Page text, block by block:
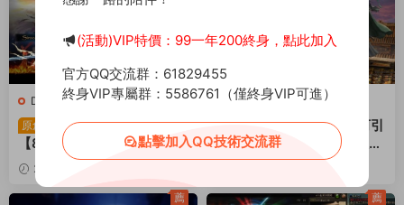
D-地下城與勇士DNF·端遊服務
端
原創
經典冒險闖關DOF端遊
【86時間歸墟】最新整理版
本pvf+客戶端+等級補丁+攻
略+視頻架設教程
2024-11-05
C-傳奇世界· 端遊服務端
原創 傳奇世界端遊【星河引
擎-界域傳說】Win一鍵服務
端+彩虹登陸器+攻略+客戶
30
薦 薦
(活動)VIP特價：99一年200終身，點此加入
官方QQ交流群：61829455
終身VIP專屬群：5586761（僅終身VIP可進）
點擊加入QQ技術交流群